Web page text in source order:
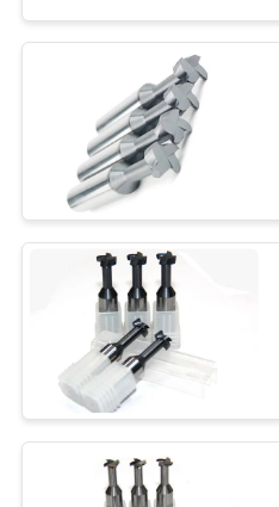
GIRO
FABBRICA
CONTROLLO
DI
QUALITÀ
CONTATTICI
RICHIEDA
UNA
CITAZIONE